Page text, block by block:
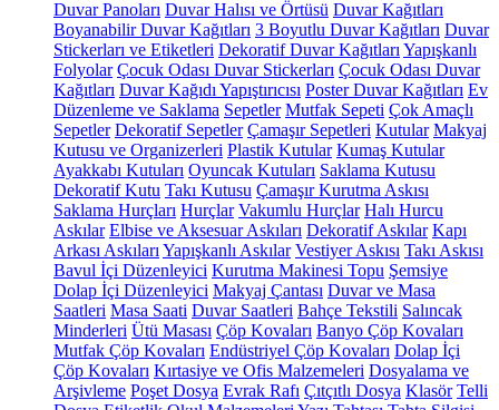
Duvar Panoları Duvar Halısı ve Örtüsü Duvar Kağıtları
Boyanabilir Duvar Kağıtları 3 Boyutlu Duvar Kağıtları Duvar
Stickerları ve Etiketleri Dekoratif Duvar Kağıtları Yapışkanlı
Folyolar Çocuk Odası Duvar Stickerları Çocuk Odası Duvar
Kağıtları Duvar Kağıdı Yapıştırıcısı Poster Duvar Kağıtları Ev
Düzenleme ve Saklama Sepetler Mutfak Sepeti Çok Amaçlı
Sepetler Dekoratif Sepetler Çamaşır Sepetleri Kutular Makyaj
Kutusu ve Organizerleri Plastik Kutular Kumaş Kutular
Ayakkabı Kutuları Oyuncak Kutuları Saklama Kutusu
Dekoratif Kutu Takı Kutusu Çamaşır Kurutma Askısı
Saklama Hurçları Hurçlar Vakumlu Hurçlar Halı Hurcu
Askılar Elbise ve Aksesuar Askıları Dekoratif Askılar Kapı
Arkası Askıları Yapışkanlı Askılar Vestiyer Askısı Takı Askısı
Bavul İçi Düzenleyici Kurutma Makinesi Topu Şemsiye
Dolap İçi Düzenleyici Makyaj Çantası Duvar ve Masa
Saatleri Masa Saati Duvar Saatleri Bahçe Tekstili Salıncak
Minderleri Ütü Masası Çöp Kovaları Banyo Çöp Kovaları
Mutfak Çöp Kovaları Endüstriyel Çöp Kovaları Dolap İçi
Çöp Kovaları Kırtasiye ve Ofis Malzemeleri Dosyalama ve
Arşivleme Poşet Dosya Evrak Rafı Çıtçıtlı Dosya Klasör Telli